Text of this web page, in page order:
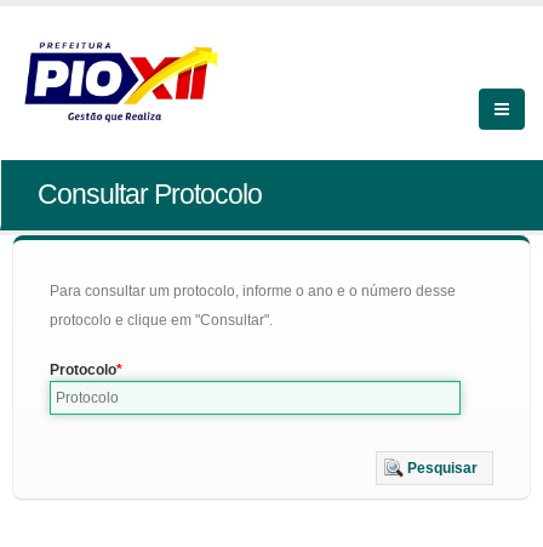
Consultar Protocolo
Para consultar um protocolo, informe o ano e o número desse
protocolo e clique em "Consultar".
Protocolo
Pesquisar